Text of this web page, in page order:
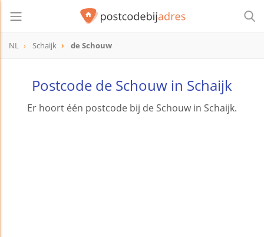
NL Schaijk de Schouw
Postcode de Schouw in Schaijk
Er hoort één postcode bij de Schouw in Schaijk.